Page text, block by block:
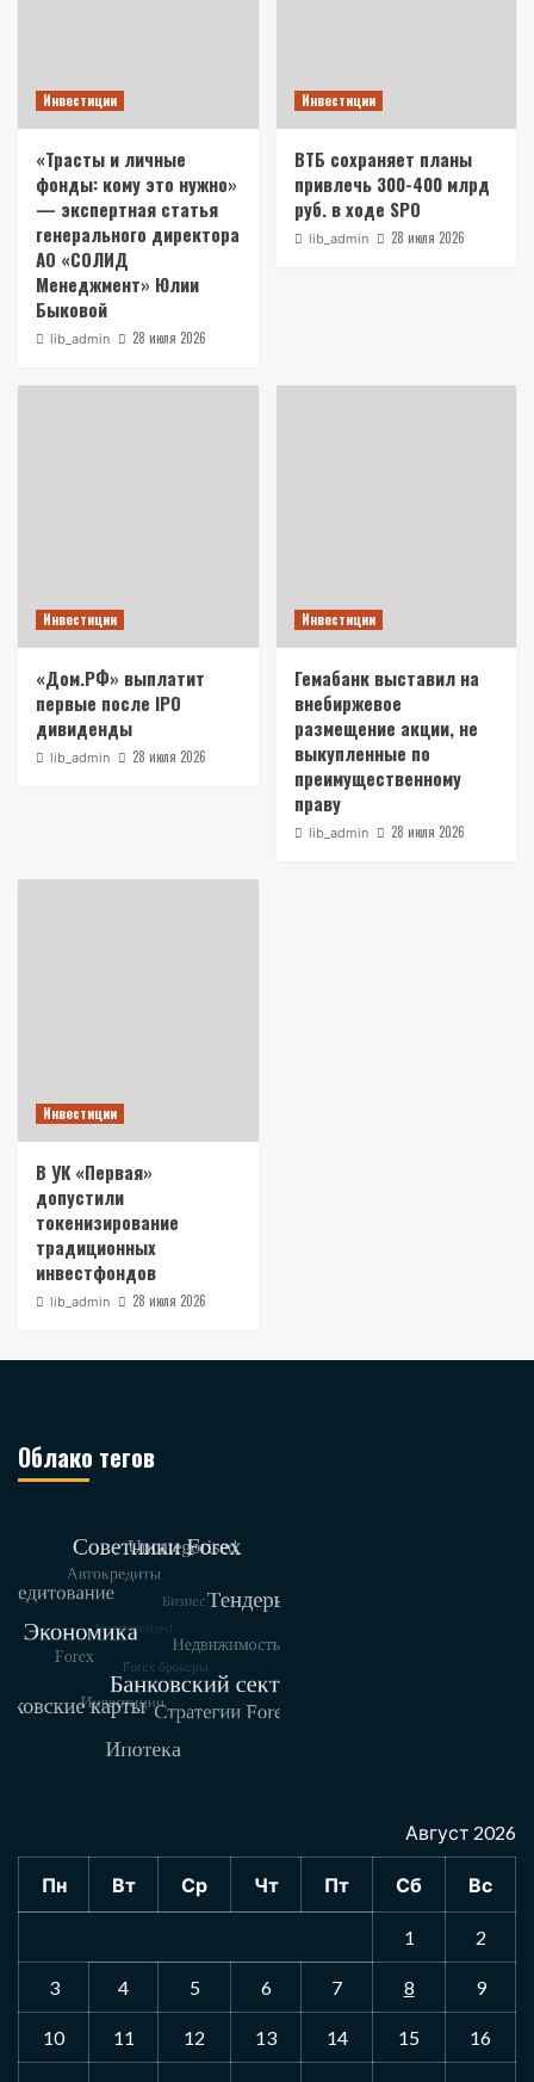
Инвестиции
«Трасты и личные
фонды: кому это нужно»
— экспертная статья
генерального директора
АО «СОЛИД
Менеджмент» Юлии
Быковой
lib_admin 28 июля 2026
Инвестиции
ВТБ сохраняет планы
привлечь 300-400 млрд
руб. в ходе SPO
lib_admin 28 июля 2026
Инвестиции
«Дом.РФ» выплатит
первые после IPO
дивиденды
lib_admin 28 июля 2026
Инвестиции
Гемабанк выставил на
внебиржевое
размещение акции, не
выкупленные по
преимущественному
праву
lib_admin 28 июля 2026
Инвестиции
В УК «Первая»
допустили
токенизирование
традиционных
инвестфондов
lib_admin 28 июля 2026
Облако тегов
Август 2026
Пн Вт Ср Чт Пт Сб Вс
1 2
3 4 5 6 7 8 9
10 11 12 13 14 15 16